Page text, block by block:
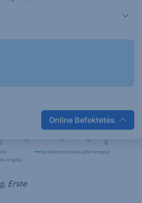
Online Befektetés
20%-kal bővültek.
Erste